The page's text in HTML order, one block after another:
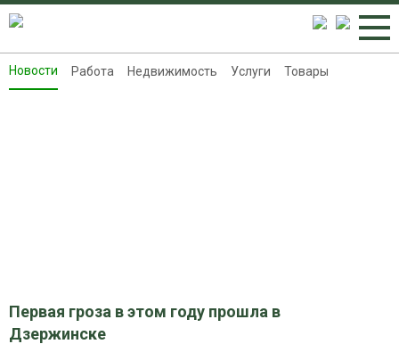
Новости
Новости Работа Недвижимость Услуги Товары
Первая гроза в этом году прошла в
Дзержинске